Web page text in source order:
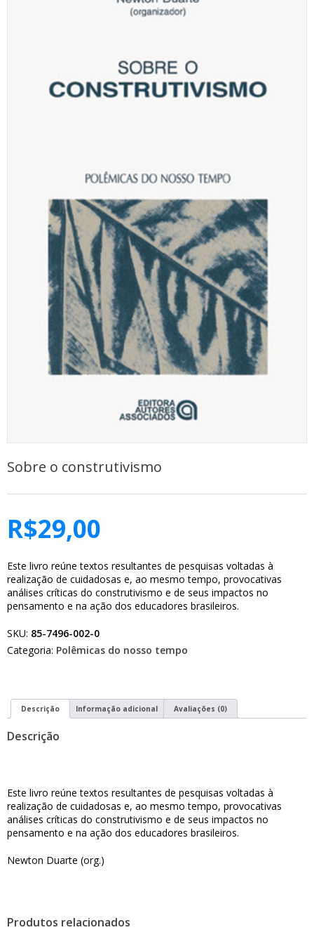
Sobre o construtivismo
R$29,00
Este livro reúne textos resultantes de pesquisas voltadas à
realização de cuidadosas e, ao mesmo tempo, provocativas
análises críticas do construtivismo e de seus impactos no
pensamento e na ação dos educadores brasileiros.
SKU: 85-7496-002-0
Categoria: Polêmicas do nosso tempo
Descrição Informação adicional Avaliações (0)
Descrição
Este livro reúne textos resultantes de pesquisas voltadas à
realização de cuidadosas e, ao mesmo tempo, provocativas
análises críticas do construtivismo e de seus impactos no
pensamento e na ação dos educadores brasileiros.
Newton Duarte (org.)
Produtos relacionados